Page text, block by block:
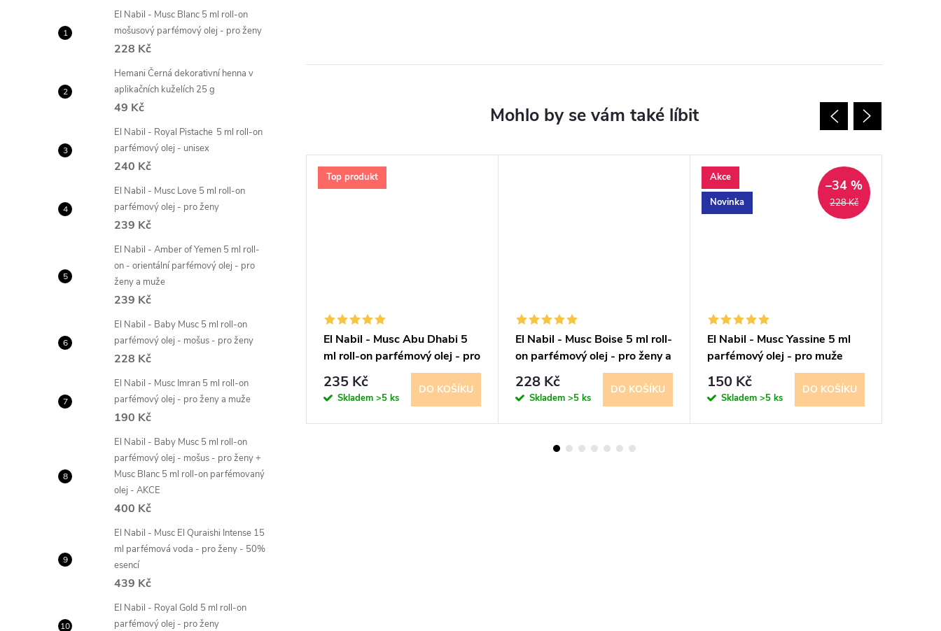
El Nabil - Musc Blanc 5 ml roll-on
mošusový parfémový olej - pro ženy
228 Kč
Hemani Černá dekorativní henna v
aplikačních kuželích 25 g
49 Kč
El Nabil - Royal Pistache 5 ml roll-on
parfémový olej - unisex
240 Kč
El Nabil - Musc Love 5 ml roll-on
parfémový olej - pro ženy
239 Kč
El Nabil - Amber of Yemen 5 ml roll-
on - orientální parfémový olej - pro
ženy a muže
239 Kč
El Nabil - Baby Musc 5 ml roll-on
parfémový olej - mošus - pro ženy
228 Kč
El Nabil - Musc Imran 5 ml roll-on
parfémový olej - pro ženy a muže
190 Kč
El Nabil - Baby Musc 5 ml roll-on
parfémový olej - mošus - pro ženy +
Musc Blanc 5 ml roll-on parfémovaný
olej - AKCE
400 Kč
El Nabil - Musc El Quraishi Intense 15
ml parfémová voda - pro ženy - 50%
esencí
439 Kč
El Nabil - Royal Gold 5 ml roll-on
parfémový olej - pro ženy
990 Kč
Abu Dhabi 65
Tip
El Nabil - Musc Cheikh 65 ml
parfémová voda - pro ženy a
799 Kč
Skladem 2 ks
DO KOŠÍKU
Top produkt
El Nabil - Musc Abu Dhabi 5
ml roll-on parfémový olej - pro
muže
235 Kč
Skladem >5 ks
DO KOŠÍKU
El Nabil - Musc Boise 5 ml roll-
on parfémový olej - pro ženy a
muže
228 Kč
Skladem >5 ks
DO KOŠÍKU
Akce
Novinka
228 Kč
–34 %
El Nabil - Musc Yassine 5 ml
parfémový olej - pro muže
150 Kč
Skladem >5 ks
DO KOŠÍKU